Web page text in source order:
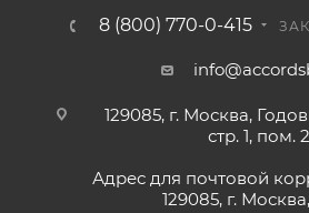
8 (800) 770-0-415
129085, г. Москва,
стр. 1, пом.
Адрес для почтовой
129085, г.